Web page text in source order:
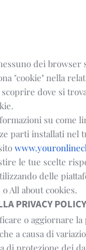
dei browser
"cookie" nella
dove si
su come
parti installati nel
le tue scelte
delle
All about cookies.
PRIVACY POLICY
o aggiornare
a causa di
di protezione dei